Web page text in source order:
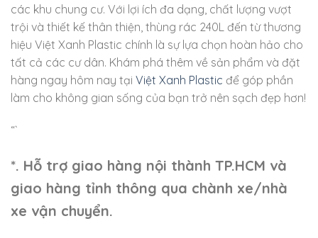
các khu chung cư. Với lợi ích đa dạng, chất lượng vượt
trội và thiết kế thân thiện, thùng rác 240L đến từ thương
hiệu Việt Xanh Plastic chính là sự lựa chọn hoàn hảo cho
tất cả các cư dân. Khám phá thêm về sản phẩm và đặt
hàng ngay hôm nay tại Việt Xanh Plastic để góp phần
làm cho không gian sống của bạn trở nên sạch đẹp hơn!
“`
*. Hỗ trợ giao hàng nội thành TP.HCM và
giao hàng tỉnh thông qua chành xe/nhà
xe vận chuyển.